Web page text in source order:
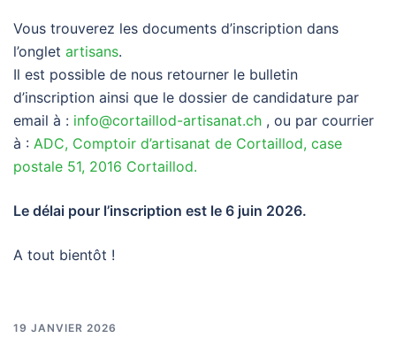
Vous trouverez les documents d’inscription dans
l’onglet artisans.
Il est possible de nous retourner le bulletin
d’inscription ainsi que le dossier de candidature par
email à : info@cortaillod-artisanat.ch , ou par courrier
à : ADC, Comptoir d’artisanat de Cortaillod, case
postale 51, 2016 Cortaillod.
Le délai pour l’inscription est le 6 juin 2026.
A tout bientôt !
19 JANVIER 2026